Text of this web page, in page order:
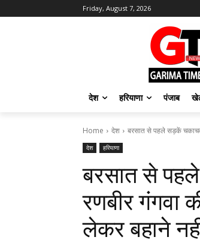
Friday, August 7, 2026
देश हरियाणा पंजाब
Home देश बरसात से पहले सड़कें चकाचक
देश हरियाणा
बरसात से
रणबीर गंगवा
लेकर बहाने